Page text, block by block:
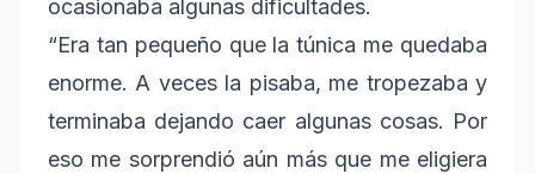
ocasionaba algunas dificultades.
“Era tan pequeño que la túnica me quedaba
enorme. A veces la pisaba, me tropezaba y
terminaba dejando caer algunas cosas. Por
eso me sorprendió aún más que me eligiera